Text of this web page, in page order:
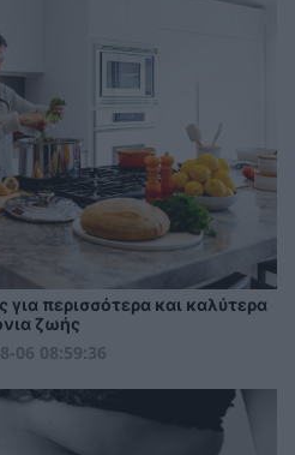
περισσότερα και καλύτερα
ζωής
06 08:59:36